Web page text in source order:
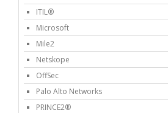
ITIL®
Microsoft
Mile2
Netskope
OffSec
Palo Alto Networks
PRINCE2®